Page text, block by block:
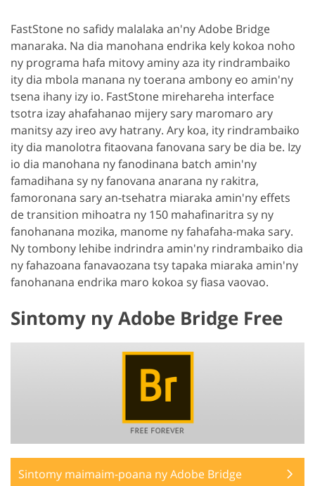
FastStone no safidy malalaka an'ny Adobe Bridge
manaraka. Na dia manohana endrika kely kokoa noho
ny programa hafa mitovy aminy aza ity rindrambaiko
ity dia mbola manana ny toerana ambony eo amin'ny
tsena ihany izy io. FastStone mirehareha interface
tsotra izay ahafahanao mijery sary maromaro ary
manitsy azy ireo avy hatrany. Ary koa, ity rindrambaiko
ity dia manolotra fitaovana fanovana sary be dia be. Izy
io dia manohana ny fanodinana batch amin'ny
famadihana sy ny fanovana anarana ny rakitra,
famoronana sary an-tsehatra miaraka amin'ny effets
de transition mihoatra ny 150 mahafinaritra sy ny
fanohanana mozika, manome ny fahafaha-maka sary.
Ny tombony lehibe indrindra amin'ny rindrambaiko dia
ny fahazoana fanavaozana tsy tapaka miaraka amin'ny
fanohanana endrika maro kokoa sy fiasa vaovao.
Sintomy ny Adobe Bridge Free
Sintomy maimaim-poana ny Adobe Bridge